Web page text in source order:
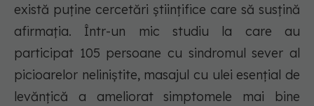
există puține cercetări științifice care să susțină
afirmația. Într-un mic studiu la care au
participat 105 persoane cu sindromul sever al
picioarelor neliniștite, masajul cu ulei esențial de
levănțică a ameliorat simptomele mai bine